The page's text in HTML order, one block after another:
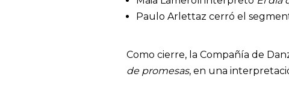
Paulo Arlettaz cerró el
Como cierre, la Compañía de
de promesas, en una